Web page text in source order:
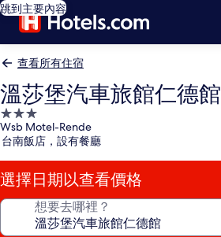
跳到主要內容
查看所有住宿
溫莎堡汽車旅館仁德館
3.0
星
級
住
宿
Wsb Motel-Rende
台南飯店，設有餐廳
選擇日期以查看價格
想要去哪裡？